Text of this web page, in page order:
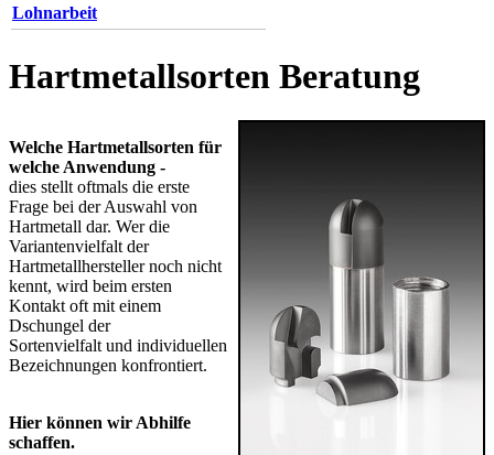
Lohnarbeit
Hartmetallsorten Beratung
Welche Hartmetallsorten für
welche Anwendung -
dies stellt oftmals die erste
Frage bei der Auswahl von
Hartmetall dar. Wer die
Variantenvielfalt der
Hartmetallhersteller noch nicht
kennt, wird beim ersten
Kontakt oft mit einem
Dschungel der
Sortenvielfalt und individuellen
Bezeichnungen konfrontiert.
Hier können wir Abhilfe
schaffen.